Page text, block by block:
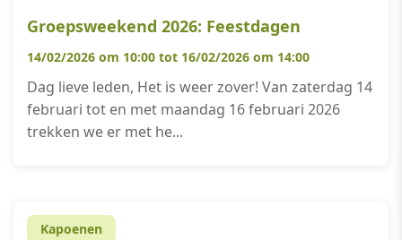
Groepsweekend 2026: Feestdagen
14/02/2026 om 10:00 tot 16/02/2026 om 14:00
Dag lieve leden, Het is weer zover! Van zaterdag 14
februari tot en met maandag 16 februari 2026
trekken we er met he...
Kapoenen